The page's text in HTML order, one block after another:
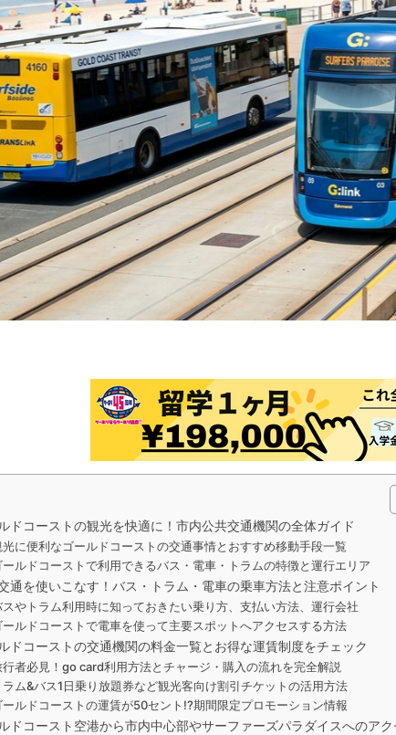
ドコーストの観光を快適に！市内公共交通機関の全体ガイド
光に便利なゴールドコーストの交通事情とおすすめ移動手段一覧
ールドコーストで利用できるバス・電車・トラムの特徴と運行エリア
通を使いこなす！バス・トラム・電車の乗車方法と注意ポイント
スやトラム利用時に知っておきたい乗り方、支払い方法、運行会社
ールドコーストで電車を使って主要スポットへアクセスする方法
ドコーストの交通機関の料金一覧とお得な運賃制度をチェック
行者必見！go card利用方法とチャージ・購入の流れを完全解説
ラム&バス1日乗り放題券など観光客向け割引チケットの活用方法
ールドコーストの運賃が50セント!?期間限定プロモーション情報
ドコースト空港から市内中心部やサーファーズパラダイスへのアク